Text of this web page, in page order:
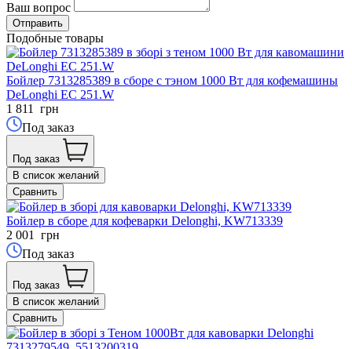
Ваш вопрос
Подобные товары
Бойлер 7313285389 в сборе с тэном 1000 Вт для кофемашины
DeLonghi EC 251.W
1 811
грн
Под заказ
Под заказ
В список желаний
Сравнить
Бойлер в сборе для кофеварки Delonghi, KW713339
2 001
грн
Под заказ
Под заказ
В список желаний
Сравнить